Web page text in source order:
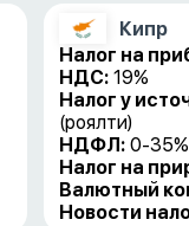
Кипр
Налог на
НДС: 19%
Налог у
(роялти)
НДФЛ: 0-35%
Налог на
Валютный
Новости